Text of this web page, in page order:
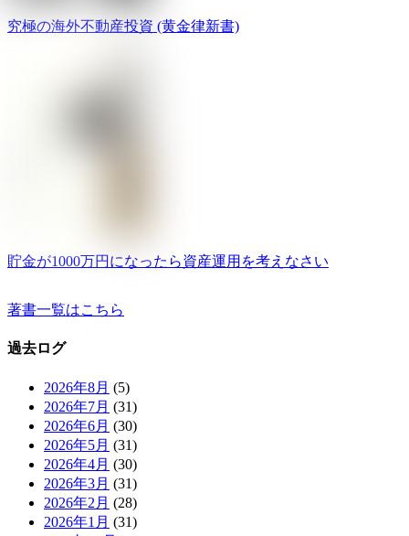
究極の海外不動産投資 (黄金律新書)
貯金が1000万円になったら資産運用を考えなさい
著書一覧はこちら
過去ログ
2026年8月 (5)
2026年7月 (31)
2026年6月 (30)
2026年5月 (31)
2026年4月 (30)
2026年3月 (31)
2026年2月 (28)
2026年1月 (31)